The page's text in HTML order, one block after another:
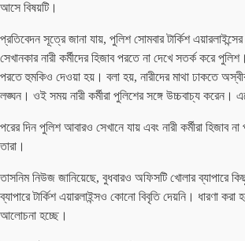
আসে বিষয়টি।
প্রতিবেদন সূত্রে জানা যায়, পুলিশ সোমবার টার্কিশ
সেখানকার নারী কর্মীদের হিজাব পরতে না দেখে সতর্ক করে
পরতে হুমকিও দেওয়া হয়। বলা হয়, নারীদের মাথা ঢাকতে
লঙ্ঘন। ওই সময় নারী কর্মীরা পুলিশের সঙ্গে উচ্চবাচ্য করেন।
পরের দিন পুলিশ আবারও সেখানে যায় এবং নারী কর্মীরা হিজাব
তারা।
তাসনিম নিউজ জানিয়েছে, বুধবারও অফিসটি খোলার ব্যাপারে
ব্যাপারে টার্কিশ এয়ারলাইন্সও কোনো বিবৃতি দেয়নি। ধারণা করা
আলোচনা হচ্ছে।